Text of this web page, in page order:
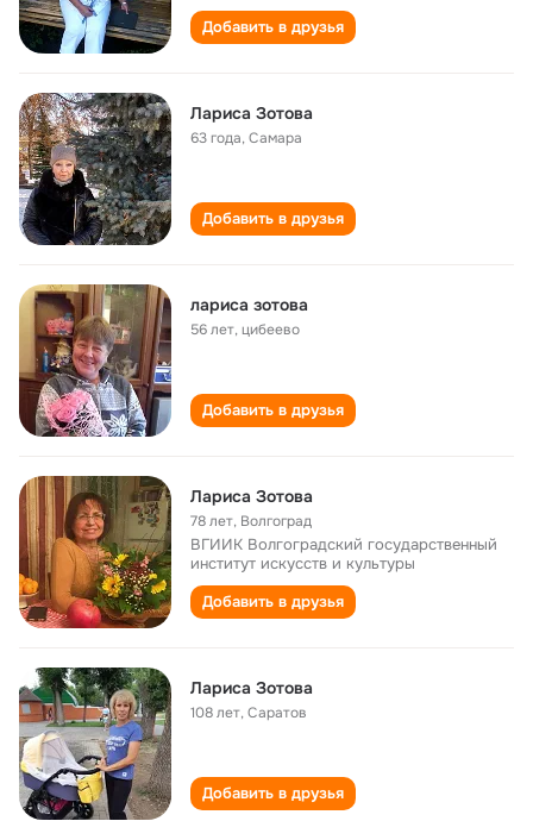
Добавить в друзья
Лариса Зотова
63 года,Самара
Добавить в друзья
лариса зотова
56 лет,цибеево
Добавить в друзья
Лариса Зотова
78 лет, Волгоград
ВГИИК Волгоградский государственный
институт искусств и культуры
Добавить в друзья
Лариса Зотова
108 лет,Саратов
Добавить в друзья